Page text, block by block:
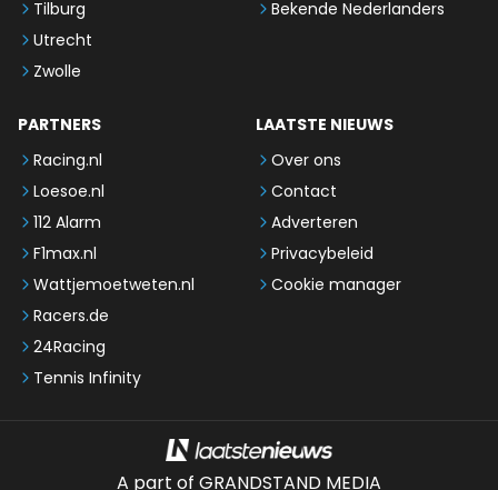
Tilburg
Utrecht
Zwolle
Bekende Nederlanders
PARTNERS
Racing.nl
Loesoe.nl
112 Alarm
F1max.nl
Wattjemoetweten.nl
Racers.de
24Racing
Tennis Infinity
LAATSTE NIEUWS
Over ons
Contact
Adverteren
Privacybeleid
Cookie manager
A part of GRANDSTAND MEDIA